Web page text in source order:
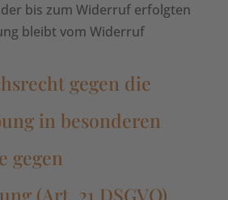
bis zum Widerruf erfolgten
bleibt vom Widerruf
gegen die
in besonderen
gegen
(Art. 21 DSGVO)